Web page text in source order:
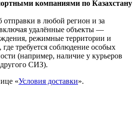
компаниями по Казахстану
в любой регион и за
удалённые объекты —
режимные территории и
требуется соблюдение особых
(например, наличие у курьеров
СИЗ).
«Условия доставки».